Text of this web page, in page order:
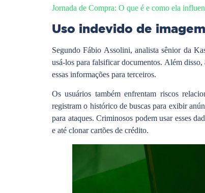
Jornada de Compra: O que é e como ela
Uso indevido de
Segundo Fábio Assolini, analista sênior da
usá-los para falsificar documentos. Além
essas informações para terceiros.
Os usuários também enfrentam riscos
registram o histórico de buscas para exibir
para ataques. Criminosos podem usar esses
e até clonar cartões de crédito.